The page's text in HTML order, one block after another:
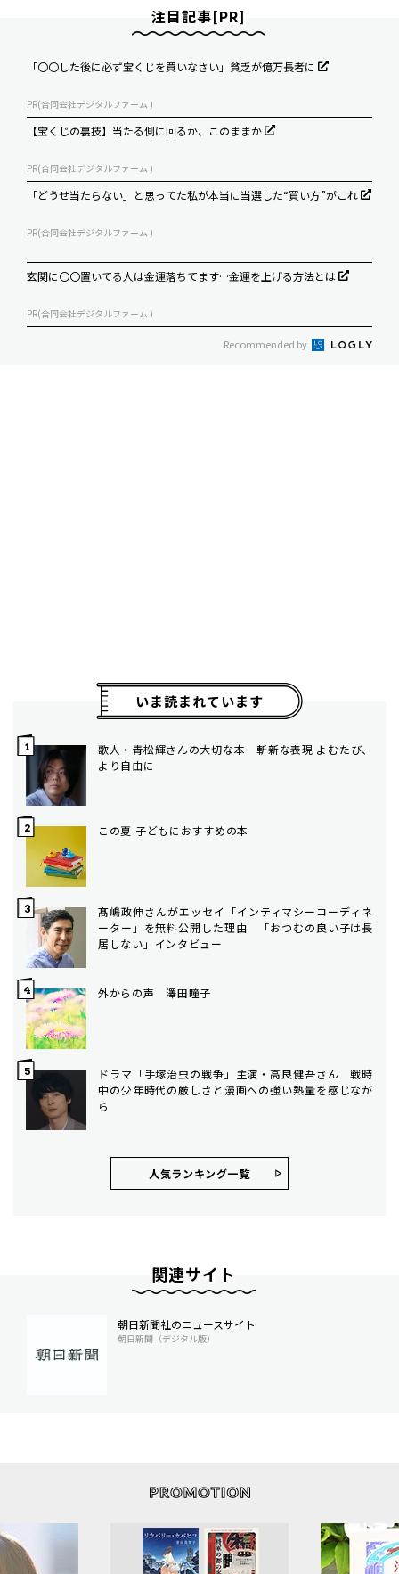
注目記事[PR]
「〇〇した後に必ず宝くじを買いなさい」貧乏が億万長者に
PR(合同会社デジタルファーム )
【宝くじの裏技】当たる側に回るか、このままか
PR(合同会社デジタルファーム )
「どうせ当たらない」と思ってた私が本当に当選した“買い方”がこれ
PR(合同会社デジタルファーム )
玄関に〇〇置いてる人は金運落ちてます…金運を上げる方法とは
PR(合同会社デジタルファーム )
Recommended by
いま読まれています
歌人・青松輝さんの大切な本 斬新な表現 よむたび、
より自由に
この夏 子どもにおすすめの本
髙嶋政伸さんがエッセイ「インティマシーコーディネ
ーター」を無料公開した理由 「おつむの良い子は長
居しない」インタビュー
外からの声 澤田瞳子
ドラマ「手塚治虫の戦争」主演・高良健吾さん 戦時
中の少年時代の厳しさと漫画への強い熱量を感じなが
ら
人気ランキング⼀覧
関連サイト
朝日新聞社のニュースサイト
朝日新聞（デジタル版）